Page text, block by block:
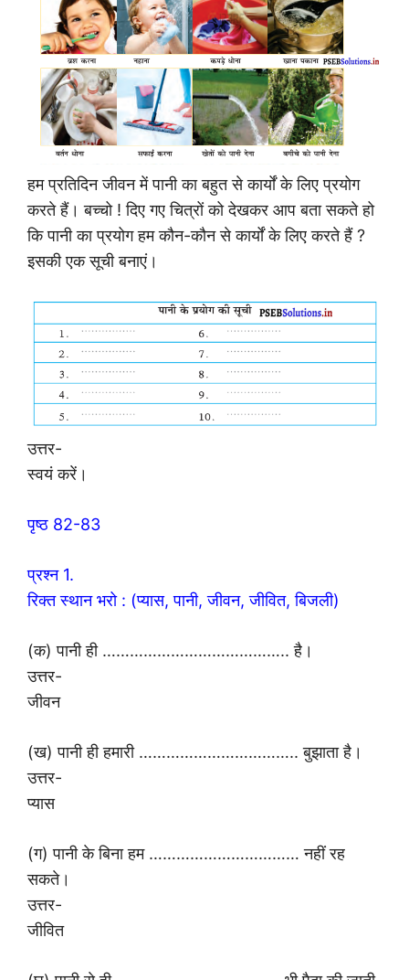
हम प्रतिदिन जीवन में पानी का बहुत से कार्यों के लिए प्रयोग
करते हैं। बच्चो ! दिए गए चित्रों को देखकर आप बता सकते हो
कि पानी का प्रयोग हम कौन-कौन से कार्यों के लिए करते हैं ?
इसकी एक सूची बनाएं।
उत्तर-
स्वयं करें।
पृष्ठ 82-83
प्रश्न 1.
रिक्त स्थान भरो : (प्यास, पानी, जीवन, जीवित, बिजली)
(क) पानी ही ………………………………….. है।
उत्तर-
जीवन
(ख) पानी ही हमारी …………………………….. बुझाता है।
उत्तर-
प्यास
(ग) पानी के बिना हम …………………………… नहीं रह
सकते।
उत्तर-
जीवित